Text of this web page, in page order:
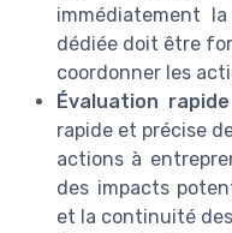
immédiatement
dédiée doit être
coordonner les
Évaluation
rapide et précise
actions à
des impacts
et la continuité